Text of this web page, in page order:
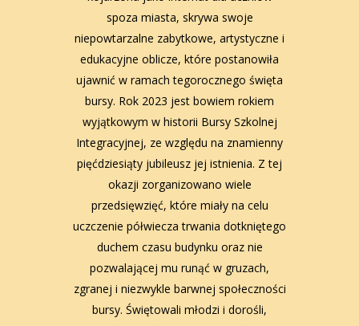
spoza miasta, skrywa swoje
niepowtarzalne zabytkowe, artystyczne i
edukacyjne oblicze, które postanowiła
ujawnić w ramach tegorocznego święta
bursy. Rok 2023 jest bowiem rokiem
wyjątkowym w historii Bursy Szkolnej
Integracyjnej, ze względu na znamienny
pięćdziesiąty jubileusz jej istnienia. Z tej
okazji zorganizowano wiele
przedsięwzięć, które miały na celu
uczczenie półwiecza trwania dotkniętego
duchem czasu budynku oraz nie
pozwalającej mu runąć w gruzach,
zgranej i niezwykle barwnej społeczności
bursy. Świętowali młodzi i dorośli,